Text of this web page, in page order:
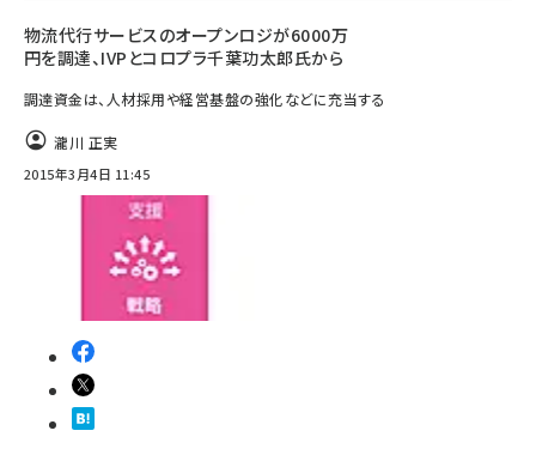
物流代行サービスのオープンロジが6000万
円を調達、IVPとコロプラ千葉功太郎氏から
調達資金は、人材採用や経営基盤の強化などに充当する
瀧川 正実
2015年3月4日 11:45